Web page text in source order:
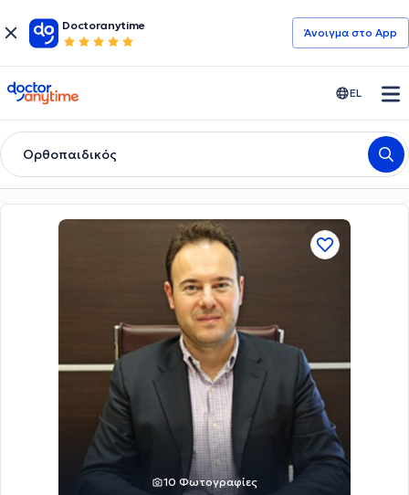
Doctoranytime
Άνοιγμα στο App
doctoranytime EL
Ορθοπαιδικός
10 Φωτογραφίες